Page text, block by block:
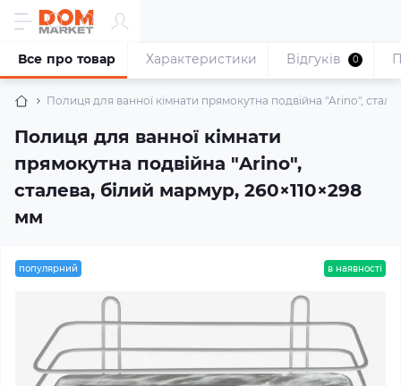
Полиця для ванної кімнати прямокутна подвійна "Arino",
Полиця для ванної кімнати
прямокутна подвійна "Arino",
сталева, білий мармур, 260×110×298
мм
Все про товар Характеристики Відгуків 0
популярний в наявності